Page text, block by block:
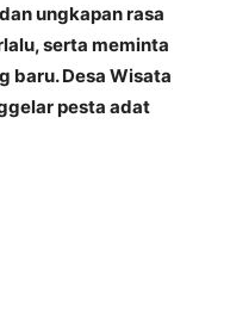
ungkapan rasa
serta meminta
baru. Desa Wisata
pesta adat